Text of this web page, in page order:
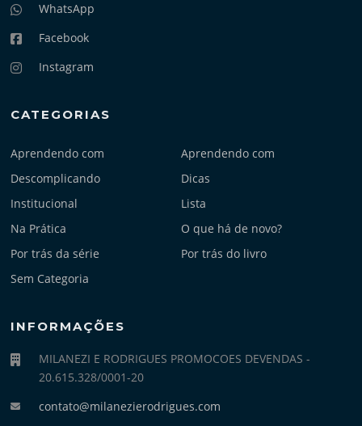
WhatsApp
Facebook
Instagram
CATEGORIAS
Aprendendo com
Aprendendo com
Descomplicando
Dicas
Institucional
Lista
Na Prática
O que há de novo?
Por trás da série
Por trás do livro
Sem Categoria
INFORMAÇÕES
MILANEZI E RODRIGUES PROMOCOES DEVENDAS -
20.615.328/0001-20
contato@milanezierodrigues.com